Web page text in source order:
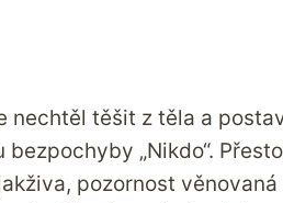
nechtěl těšit z těla a
„Nikdo“.
pozornost věnovaná